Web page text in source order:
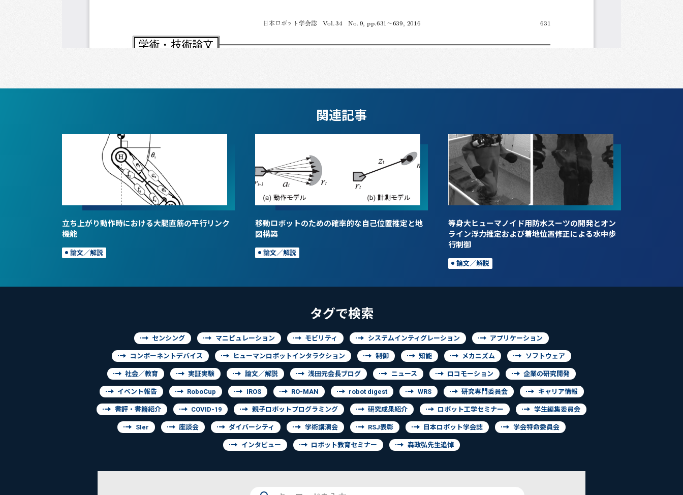
関連記事
立ち上がり動作時における大腿直筋の平行リンク
機能
論文／解説
移動ロボットのための確率的な自己位置推定と地
図構築
論文／解説
等身大ヒューマノイド用防水スーツの開発とオン
ライン浮力推定および着地位置修正による水中歩
行制御
論文／解説
タグで検索
センシング マニピュレーション モビリティ システムインティグレーション アプリケーション
コンポーネントデバイス ヒューマンロボットインタラクション 制御 知能 メカニズム ソフトウェア
社会／教育 実証実験 論文／解説 浅田元会長ブログ ニュース ロコモーション 企業の研究開発
イベント報告 RoboCup IROS RO-MAN robot digest WRS 研究専門委員会 キャリア情報
書評・書籍紹介 COVID-19 親子ロボットプログラミング 研究成果紹介 ロボット工学セミナー 学生編集委員会
SIer 座談会 ダイバーシティ 学術講演会 RSJ表彰 日本ロボット学会誌 学会特命委員会
インタビュー ロボット教育セミナー 森政弘先生追悼